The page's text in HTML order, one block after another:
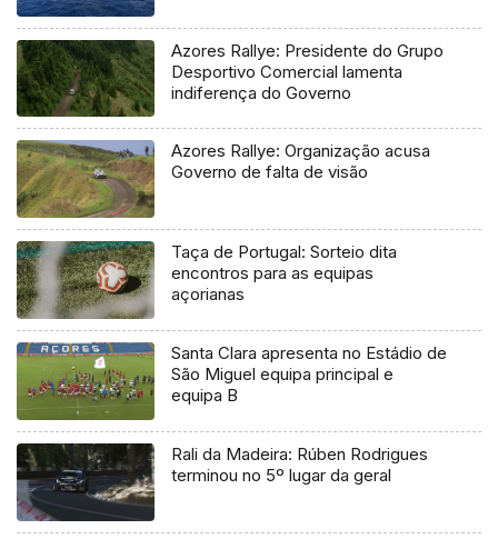
Azores Rallye: Presidente do Grupo
Desportivo Comercial lamenta
indiferença do Governo
Azores Rallye: Organização acusa
Governo de falta de visão
Taça de Portugal: Sorteio dita
encontros para as equipas
açorianas
Santa Clara apresenta no Estádio de
São Miguel equipa principal e
equipa B
Rali da Madeira: Rúben Rodrigues
terminou no 5º lugar da geral